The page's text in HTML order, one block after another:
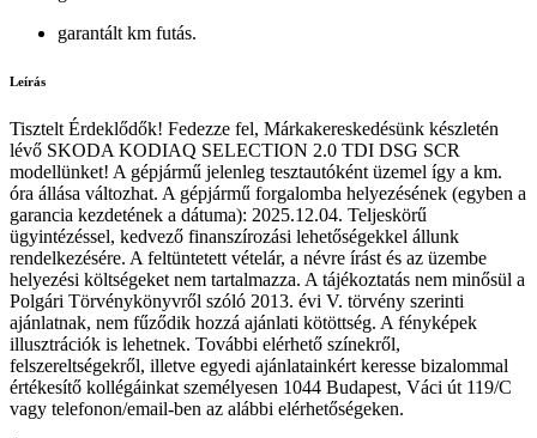
garantált km futás.
Leírás
Tisztelt Érdeklődők! Fedezze fel, Márkakereskedésünk készletén
lévő SKODA KODIAQ SELECTION 2.0 TDI DSG SCR
modellünket! A gépjármű jelenleg tesztautóként üzemel így a km.
óra állása változhat. A gépjármű forgalomba helyezésének (egyben a
garancia kezdetének a dátuma): 2025.12.04. Teljeskörű
ügyintézéssel, kedvező finanszírozási lehetőségekkel állunk
rendelkezésére. A feltüntetett vételár, a névre írást és az üzembe
helyezési költségeket nem tartalmazza. A tájékoztatás nem minősül a
Polgári Törvénykönyvről szóló 2013. évi V. törvény szerinti
ajánlatnak, nem fűződik hozzá ajánlati kötöttség. A fényképek
illusztrációk is lehetnek. További elérhető színekről,
felszereltségekről, illetve egyedi ajánlatainkért keresse bizalommal
értékesítő kollégáinkat személyesen 1044 Budapest, Váci út 119/C
vagy telefonon/email-ben az alábbi elérhetőségeken.